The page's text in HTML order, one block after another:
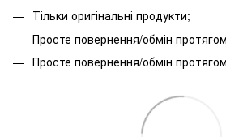
Тільки оригінальні продукти;
Просте повернення/обмін
Просте повернення/обмін